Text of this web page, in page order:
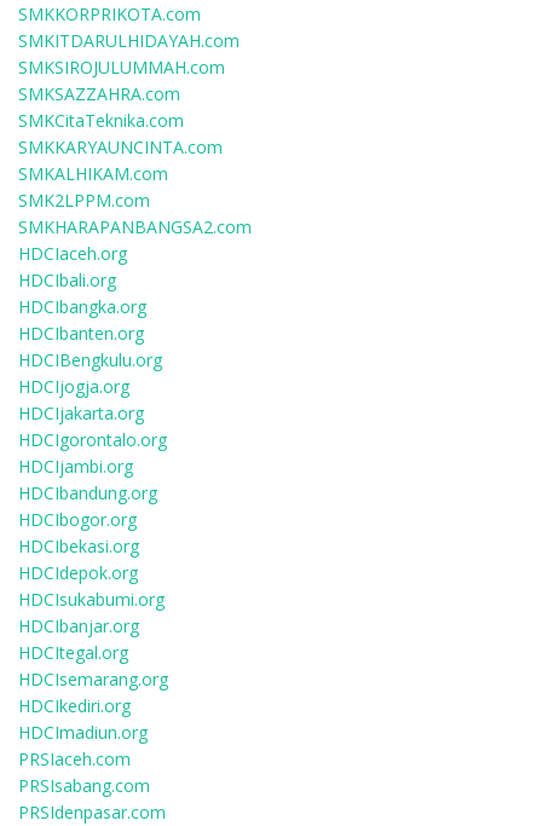
SMKKORPRIKOTA.com
SMKITDARULHIDAYAH.com
SMKSIROJULUMMAH.com
SMKSAZZAHRA.com
SMKCitaTeknika.com
SMKKARYAUNCINTA.com
SMKALHIKAM.com
SMK2LPPM.com
SMKHARAPANBANGSA2.com
HDCIaceh.org
HDCIbali.org
HDCIbangka.org
HDCIbanten.org
HDCIBengkulu.org
HDCIjogja.org
HDCIjakarta.org
HDCIgorontalo.org
HDCIjambi.org
HDCIbandung.org
HDCIbogor.org
HDCIbekasi.org
HDCIdepok.org
HDCIsukabumi.org
HDCIbanjar.org
HDCItegal.org
HDCIsemarang.org
HDCIkediri.org
HDCImadiun.org
PRSIaceh.com
PRSIsabang.com
PRSIdenpasar.com